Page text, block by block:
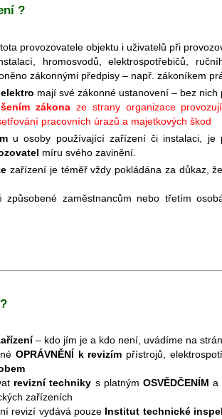
?
provozovatele objektu i uživatelů při
hromosvodů, elektrospotřebičů,
zákonnými předpisy – např. zákoníkem
mají své zákonné ustanovení – bez
zákona ze strany organizace
pracovních úrazů a majetkových škod
u osoby používající zařízení či instalaci, je
míru svého zavinění.
zařízení je téměř vždy pokládána za důkaz, že
zaměstnancům nebo třetím
– kdo jím je a kdo není, uvádíme na
OPRÁVNĚNÍ k revizím přístrojů,
revizní techniky s platnýmOSVĚDČENÍM a
zařízeních
revizí vydává pouze Institut technické